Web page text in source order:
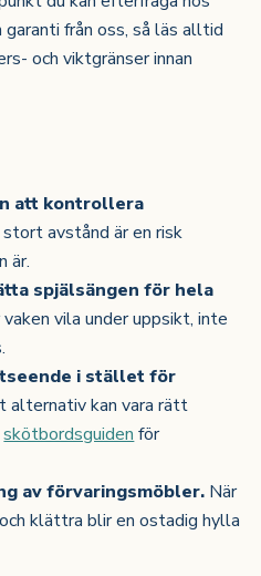
från oss, så läs alltid
och viktgränser innan
att kontrollera
avstånd är en risk
är.
spjälsängen för hela
vila under uppsikt, inte
i stället för
alternativ kan vara rätt
skötbordsguiden för
av förvaringsmöbler. När
klättra blir en ostadig hylla